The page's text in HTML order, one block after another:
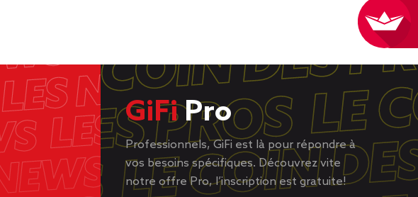
GiFiPro
Professionnels, GiFi est là pour répondre à
vos besoins spécifiques. Découvrez vite
notre offre Pro, l’inscription est gratuite!